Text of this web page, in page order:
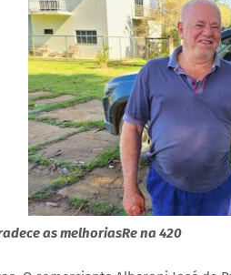
as melhoriasRe na 420